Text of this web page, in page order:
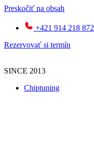
Preskočiť na obsah
+421 914 218 872
Rezervovať si termín
SINCE 2013
Chiptuning